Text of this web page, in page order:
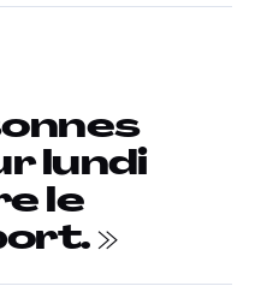
lundi
le
»